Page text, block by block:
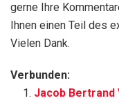
gerne Ihre
Ihnen einen Teil des
Vielen Dank.
Verbunden:
Jacob Bertrand